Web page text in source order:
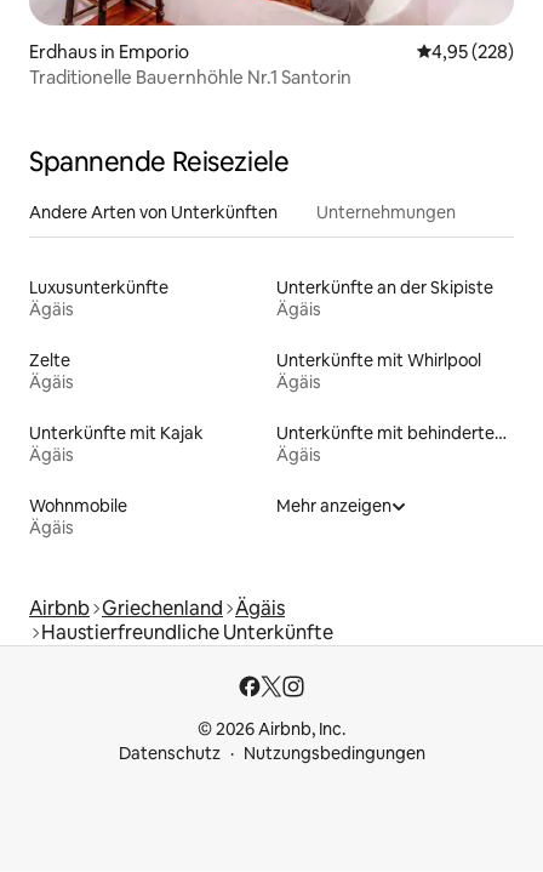
Erdhaus in Emporio
4,95 (228)
Traditionelle Bauernhöhle Nr.1 Santorin
Spannende Reiseziele
Andere Arten von Unterkünften Unternehmungen
Luxusunterkünfte
Ägäis
Unterkünfte an der Skipiste
Ägäis
Zelte
Ägäis
Unterkünfte mit Whirlpool
Ägäis
Unterkünfte mit Kajak
Ägäis
Unterkünfte mit behindertengerechtem WC
Ägäis
Wohnmobile
Ägäis
Mehr anzeigen
Airbnb Griechenland Ägäis
Haustierfreundliche Unterkünfte
© 2026 Airbnb, Inc.
Datenschutz
Nutzungsbedingungen